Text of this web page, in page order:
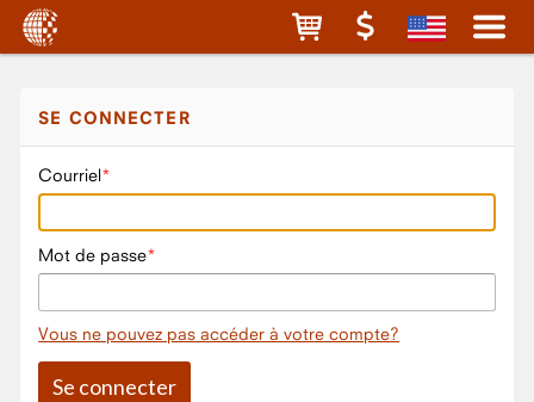
SE CONNECTER
Courriel
Mot de passe
Vous ne pouvez pas accéder à votre compte?